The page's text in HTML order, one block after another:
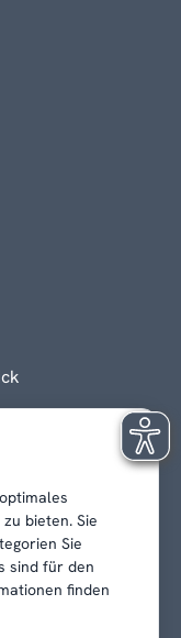
bieten. Sie
Sie
sind für den
finden